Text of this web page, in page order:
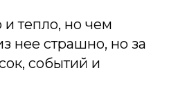
и тепло, но чем
нее страшно, но за
событий и